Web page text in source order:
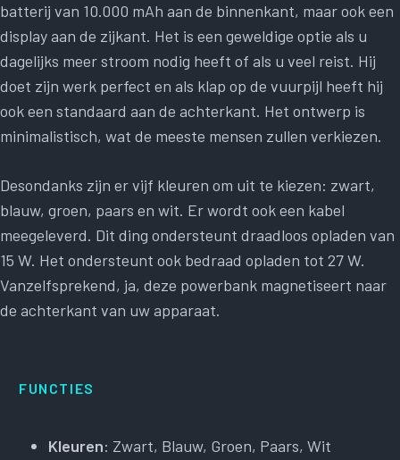
batterij van 10.000 mAh aan de binnenkant, maar ook een
display aan de zijkant. Het is een geweldige optie als u
dagelijks meer stroom nodig heeft of als u veel reist. Hij
doet zijn werk perfect en als klap op de vuurpijl heeft hij
ook een standaard aan de achterkant. Het ontwerp is
minimalistisch, wat de meeste mensen zullen verkiezen.
Desondanks zijn er vijf kleuren om uit te kiezen: zwart,
blauw, groen, paars en wit. Er wordt ook een kabel
meegeleverd. Dit ding ondersteunt draadloos opladen van
15 W. Het ondersteunt ook bedraad opladen tot 27 W.
Vanzelfsprekend, ja, deze powerbank magnetiseert naar
de achterkant van uw apparaat.
FUNCTIES
Kleuren: Zwart, Blauw, Groen, Paars, Wit